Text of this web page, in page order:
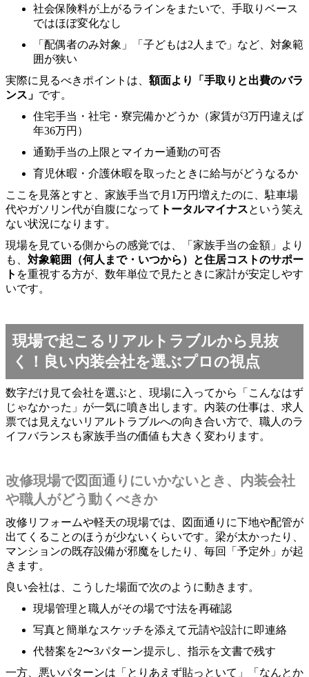
社会保険料が上がるラインをまたいで、手取りベース
ではほぼ変化なし
「配偶者のみ対象」「子どもは2人まで」など、対象範
囲が狭い
実際に見るべきポイントは、 額面より「手取りと出費のバラ
ンス」 です。
住宅手当・社宅・寮完備かどうか（家賃が3万円違えば
年36万円）
通勤手当の上限とマイカー通勤の可否
育児休暇・介護休暇を取ったときに給与がどうなるか
ここを見落とすと、家族手当で月1万円増えたのに、駐車場
代やガソリン代が自腹になって トータルマイナスという笑え
ない状況になります。
現場を見ている側からの感覚では、「家族手当の金額」より
も、 対象範囲（何人まで・いつから）と住居コストのサポー
ト を重視する方が、数年単位で見たときに家計が安定しやす
いです。
現場で起こるリアルトラブルから見抜
く！良い内装会社を選ぶプロの視点
数字だけ見て会社を選ぶと、現場に入ってから「こんなはず
じゃなかった」が一気に噴き出します。内装の仕事は、求人
票では見えないリアルトラブルへの向き合い方で、職人のラ
イフバランスも家族手当の価値も大きく変わります。
改修現場で図面通りにいかないとき、内装会社
や職人がどう動くべきか
改修リフォームや軽天の現場では、図面通りに下地や配管が
出てくることのほうが少ないくらいです。梁が太かったり、
マンションの既存設備が邪魔をしたり、毎回「予定外」が起
きます。
良い会社は、こうした場面で次のように動きます。
現場管理と職人がその場で寸法を再確認
写真と簡単なスケッチを添えて元請や設計に即連絡
代替案を2〜3パターン提示し、指示を文書で残す
一方、悪いパターンは「とりあえず貼っといて」「なんとか